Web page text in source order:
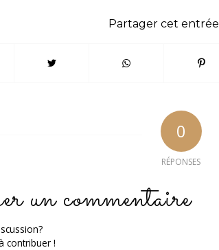
Partager cet entrée
0
RÉPONSES
un commentaire
contribuer !